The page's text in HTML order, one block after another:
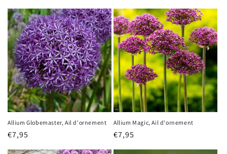
habituel
habituel
Allium Globemaster, Ail d'ornement
Prix
habituel
€7,95
Allium Magic, Ail d'ornement
Prix
habituel
€7,95